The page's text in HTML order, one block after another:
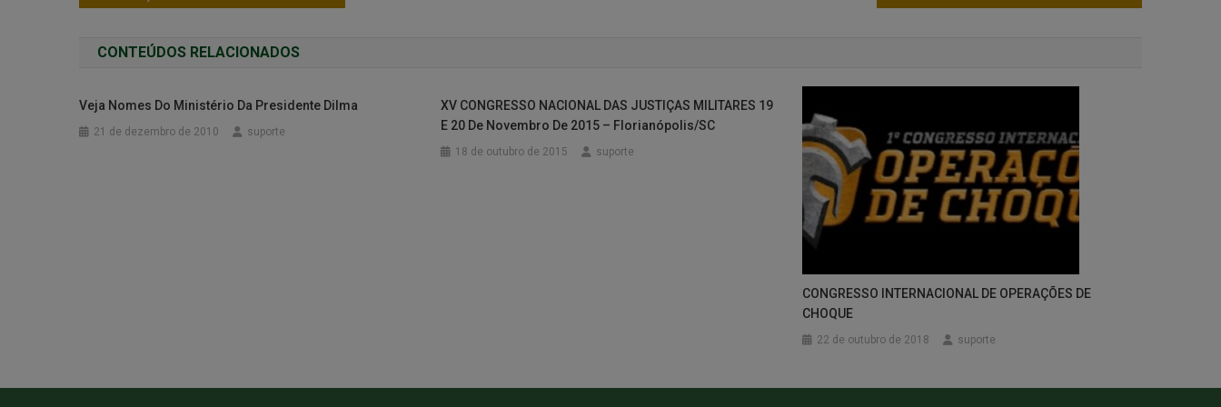
CONTEÚDOS RELACIONADOS
Veja Nomes Do Ministério Da Presidente Dilma
21 de dezembro de 2010 suporte
XV CONGRESSO NACIONAL DAS JUSTIÇAS MILITARES 19
E 20 De Novembro De 2015 – Florianópolis/SC
18 de outubro de 2015 suporte
CONGRESSO INTERNACIONAL DE OPERAÇÕES DE
CHOQUE
22 de outubro de 2018 suporte